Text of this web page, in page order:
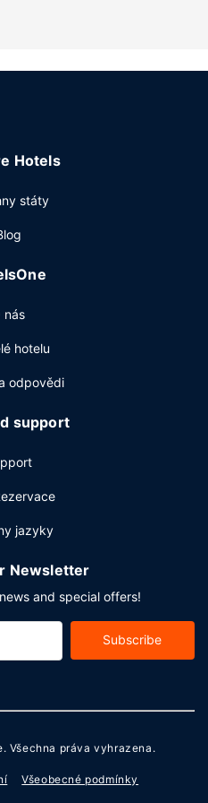
Hotels
státy
nás
hotelu
odpovědi
support
jazyky
Newsletter
and special offers!
Subscribe
. Všechna práva vyhrazena.
Všeobecné podmínky